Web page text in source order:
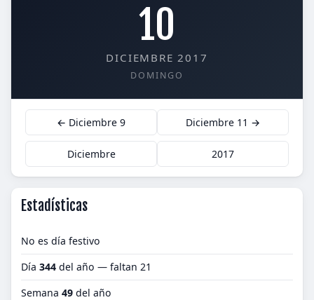
10
DICIEMBRE 2017
DOMINGO
← Diciembre 9 Diciembre 11 →
Diciembre 2017
Estadísticas
No es día festivo
Día 344 del año — faltan 21
Semana 49 del año